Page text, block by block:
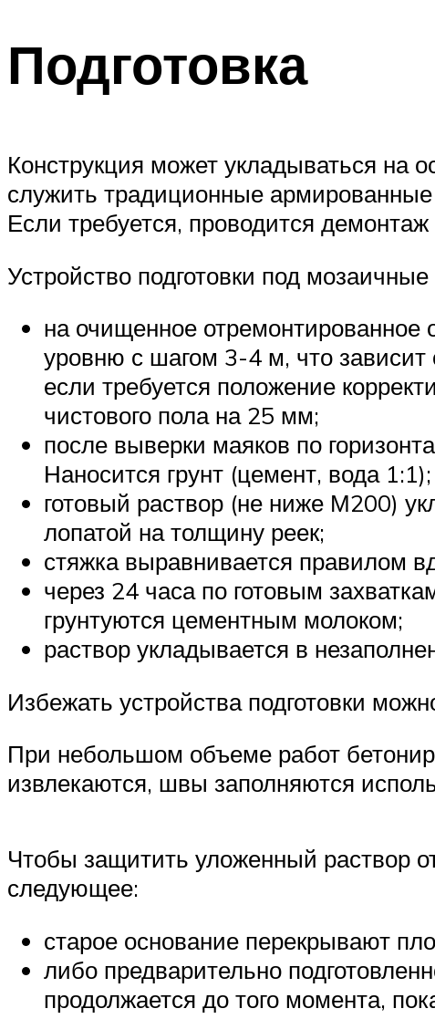
Подготовка
Конструкция может укладываться на
служить традиционные
Если требуется, проводится
Устройство подготовки под
на очищенное отремонтированное
уровню с шагом 3-4 м, что
если требуется положение
чистового пола на 25 мм;
после выверки маяков по
Наносится грунт (цемент, вода 1:1);
готовый раствор (не ниже М200)
лопатой на толщину реек;
стяжка выравнивается правилом
через 24 часа по готовым
грунтуются цементным молоком;
раствор укладывается в
Избежать устройства подготовки
При небольшом объеме работ
извлекаются, швы заполняются
Чтобы защитить уложенный раствор
следующее:
старое основание перекрывают
либо предварительно
продолжается до того момента,